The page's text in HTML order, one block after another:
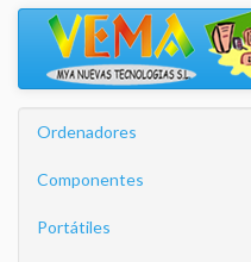
Ordenadores
Componentes
Portátiles